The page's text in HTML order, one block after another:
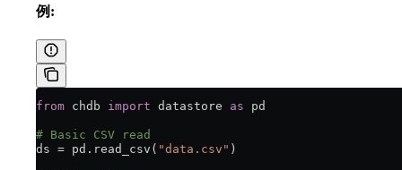
例:
from chdb import datastore as pd
# Basic CSV read
ds = pd.read_csv( "data.csv" )